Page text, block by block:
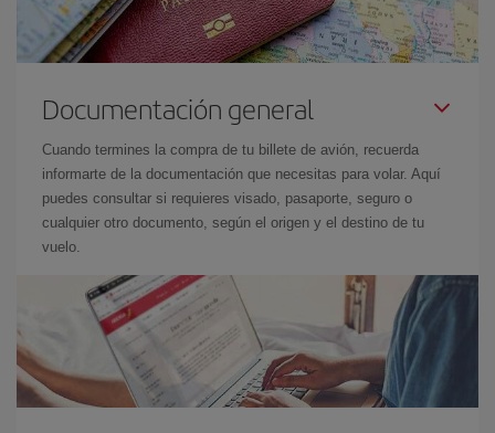
Documentación general
Cuando termines la compra de tu billete de avión, recuerda
informarte de la documentación que necesitas para volar. Aquí
puedes consultar si requieres visado, pasaporte, seguro o
cualquier otro documento, según el origen y el destino de tu
vuelo.